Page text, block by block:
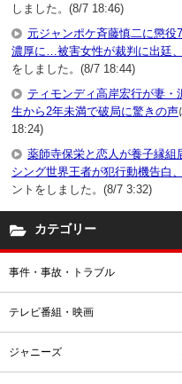
しました。(8/7 18:46)
元ジャンポケ斉藤慎二に懲
濃厚に…被害女性が裁判に出廷
をしました。(8/7 18:44)
ティモンディ高岸宏行が妻
生から2年未満で破局に驚きの声
18:24)
薬師寺保栄と恋人が養子縁組
シング世界王者が犯行動機告白
ントをしました。(8/7 3:32)
カテゴリー
事件・事故・トラブル
テレビ番組・映画
ジャニーズ